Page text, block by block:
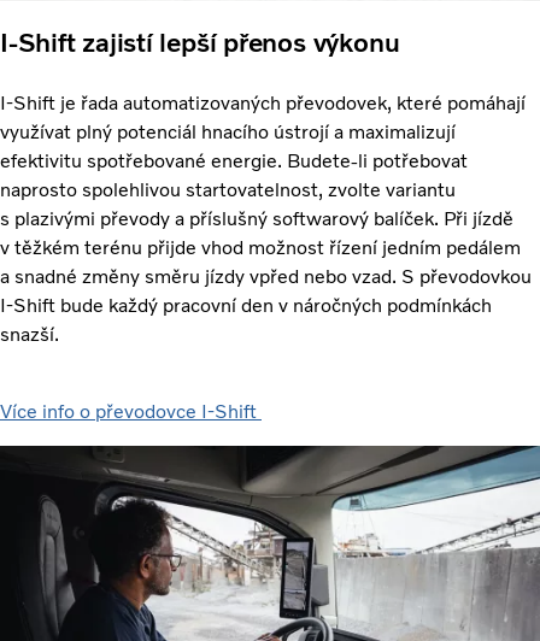
I-Shift zajistí lepší přenos výkonu
I-Shift je řada automatizovaných převodovek, které pomáhají
využívat plný potenciál hnacího ústrojí a maximalizují
efektivitu spotřebované energie. Budete-li potřebovat
naprosto spolehlivou startovatelnost, zvolte variantu
s plazivými převody a příslušný softwarový balíček. Při jízdě
v těžkém terénu přijde vhod možnost řízení jedním pedálem
a snadné změny směru jízdy vpřed nebo vzad. S převodovkou
I-Shift bude každý pracovní den v náročných podmínkách
snazší.
Více info o převodovce I-Shift